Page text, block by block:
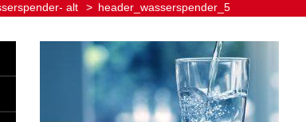
alt > header_wasserspender_5